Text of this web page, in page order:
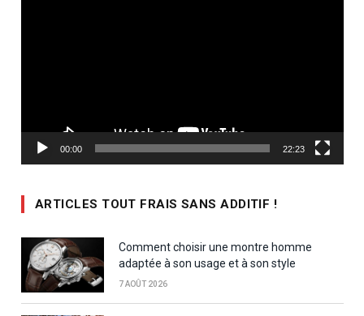
00:00 22:23
ARTICLES TOUT FRAIS SANS ADDITIF !
Comment choisir une montre homme
adaptée à son usage et à son style
7 AOÛT 2026